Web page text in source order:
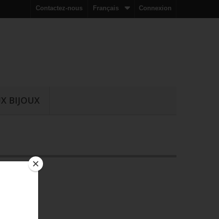
Connexion
Français
Contactez-nous
BIJOUX